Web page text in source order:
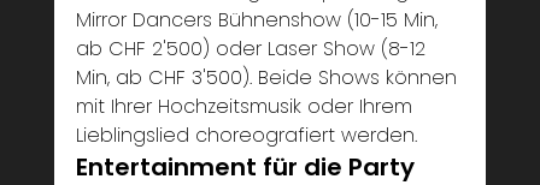
Mirror Dancers Bühnenshow (10-15 Min,
ab CHF 2'500) oder Laser Show (8-12
Min, ab CHF 3'500). Beide Shows können
mit Ihrer Hochzeitsmusik oder Ihrem
Lieblingslied choreografiert werden.
Entertainment für die Party